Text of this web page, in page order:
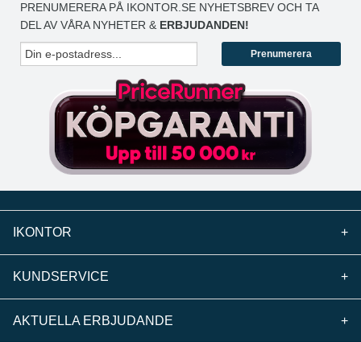
PRENUMERERA PÅ IKONTOR.SE NYHETSBREV OCH TA
DEL AV VÅRA NYHETER & ERBJUDANDEN!
Prenumerera
IKONTOR +
KUNDSERVICE +
AKTUELLA ERBJUDANDE +